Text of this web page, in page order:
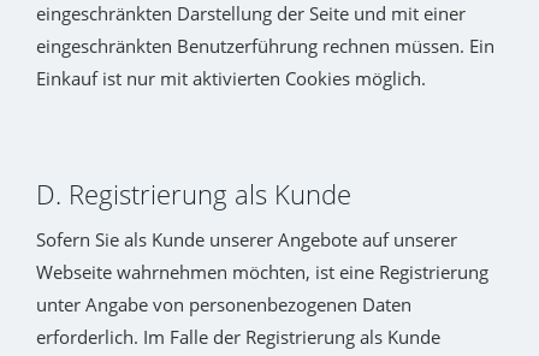
eingeschränkten Darstellung der Seite und mit einer
eingeschränkten Benutzerführung rechnen müssen. Ein
Einkauf ist nur mit aktivierten Cookies möglich.
D. Registrierung als Kunde
Sofern Sie als Kunde unserer Angebote auf unserer
Webseite wahrnehmen möchten, ist eine Registrierung
unter Angabe von personenbezogenen Daten
erforderlich. Im Falle der Registrierung als Kunde